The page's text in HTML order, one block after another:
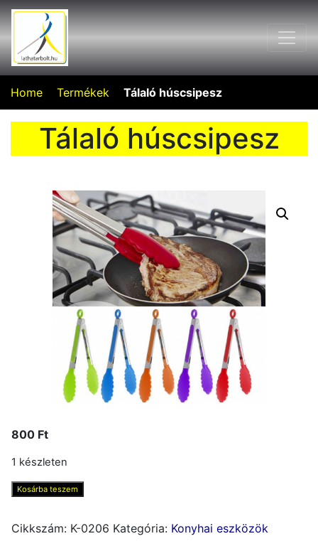
Home Termékek Tálaló húscsipesz
Tálaló húscsipesz
800 Ft
1 készleten
Tálaló
mennyiség
Kosárba teszem
Cikkszám: K-0206 Kategória: Konyhai eszközök